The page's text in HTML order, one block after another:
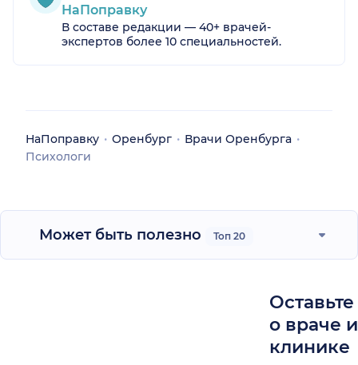
НаПоправку
В составе редакции — 40+ врачей-
экспертов более 10 специальностей.
НаПоправку Оренбург
Врачи Оренбурга
Психологи
Может быть полезно Топ 20
о враче
клинике